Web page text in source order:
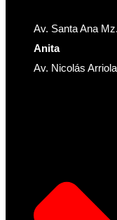
Av. Santa Ana
Anita
Av. Nicolás